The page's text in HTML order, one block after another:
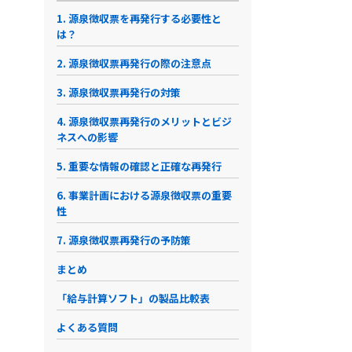
1. 源泉徴収票を再発行する必要性と
は？
2. 源泉徴収票再発行の際の注意点
3. 源泉徴収票再発行の対策
4. 源泉徴収票再発行のメリットとビジ
ネスへの影響
5. 重要な情報の確認と正確な再発行
6. 事業計画における源泉徴収票の重要
性
7. 源泉徴収票再発行の予防策
まとめ
「給与計算ソフト」の製品比較表
よくある質問